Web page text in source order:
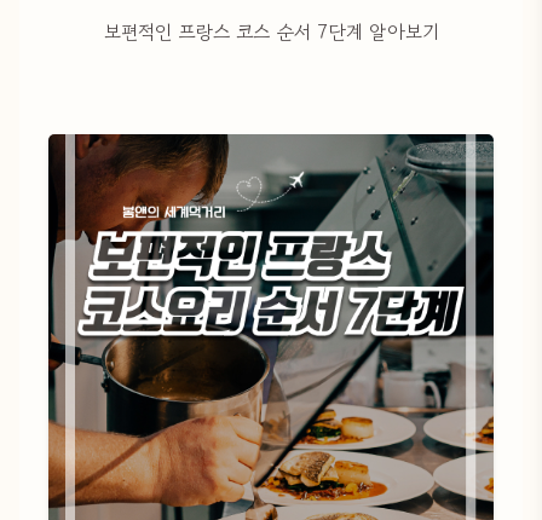
보편적인 프랑스 코스 순서 7단계 알아보기